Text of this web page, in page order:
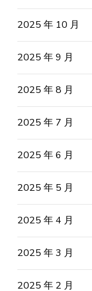
2025 年 10 月
2025 年 9 月
2025 年 8 月
2025 年 7 月
2025 年 6 月
2025 年 5 月
2025 年 4 月
2025 年 3 月
2025 年 2 月